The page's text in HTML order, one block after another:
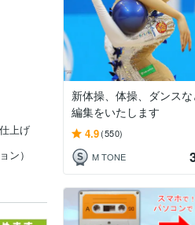
上げ
ン）
新体操、体操、ダンスな
編集をいたします
4.9(550)
M TONE